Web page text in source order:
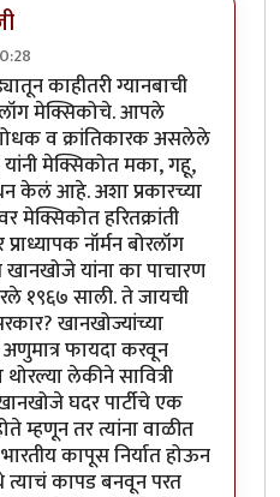
काहीतरी ग्यानबाची
मेक्सिकोचे. आपले
व क्रांतिकारक असलेले
मेक्सिकोत मका, गहू,
केलं आहे. अशा प्रकारच्या
मेक्सिकोत हरितक्रांती
नॉर्मन बोरलॉग
यांना का पाचारण
१९६७ साली. ते जायची
खानखोज्यांच्या
फायदा करवून
लेकीने सावित्री
घदर पार्टीचे एक
म्हणून तर त्यांना वाळीत
कापूस निर्यात होऊन
त्याचं कापड बनवून परत